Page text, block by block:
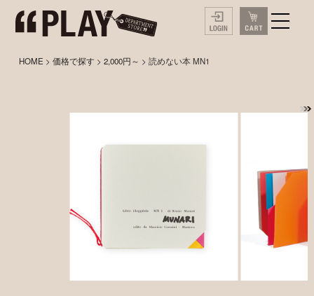
HOME >価格で探す >2,000円～ > 読めない本 MN1